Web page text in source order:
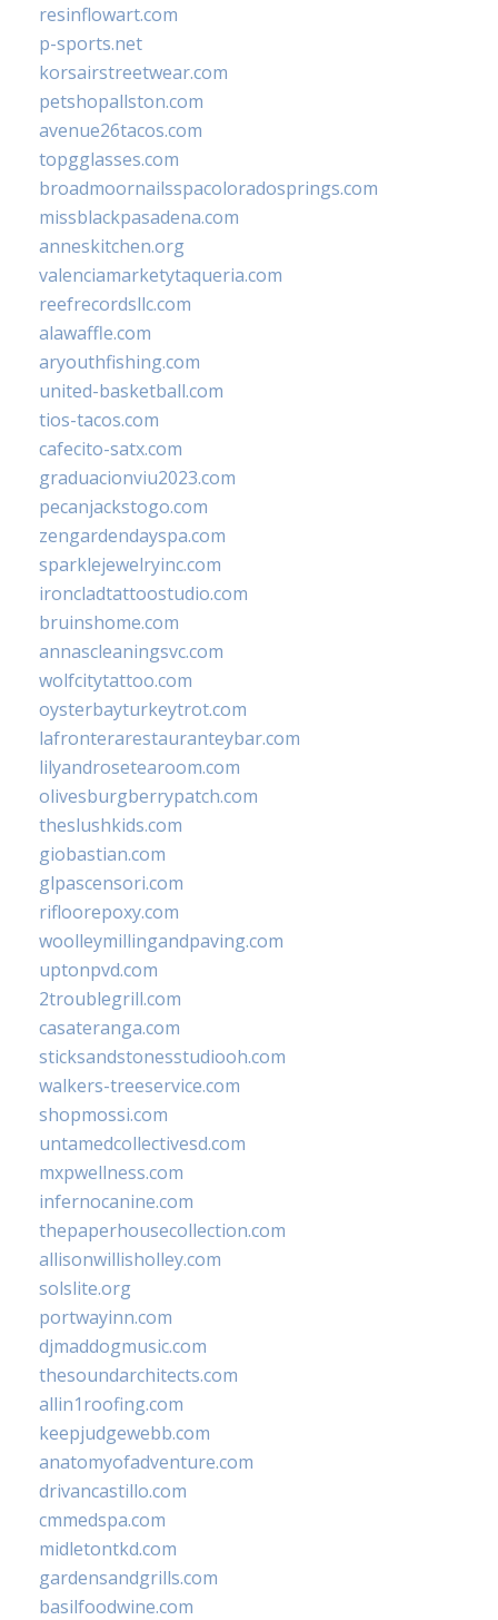
resinflowart.com
p-sports.net
korsairstreetwear.com
petshopallston.com
avenue26tacos.com
topgglasses.com
broadmoornailsspacoloradosprings.com
missblackpasadena.com
anneskitchen.org
valenciamarketytaqueria.com
reefrecordsllc.com
alawaffle.com
aryouthfishing.com
united-basketball.com
tios-tacos.com
cafecito-satx.com
graduacionviu2023.com
pecanjackstogo.com
zengardendayspa.com
sparklejewelryinc.com
ironcladtattoostudio.com
bruinshome.com
annascleaningsvc.com
wolfcitytattoo.com
oysterbayturkeytrot.com
lafronterarestauranteybar.com
lilyandrosetearoom.com
olivesburgberrypatch.com
theslushkids.com
giobastian.com
glpascensori.com
rifloorepoxy.com
woolleymillingandpaving.com
uptonpvd.com
2troublegrill.com
casateranga.com
sticksandstonesstudiooh.com
walkers-treeservice.com
shopmossi.com
untamedcollectivesd.com
mxpwellness.com
infernocanine.com
thepaperhousecollection.com
allisonwillisholley.com
solslite.org
portwayinn.com
djmaddogmusic.com
thesoundarchitects.com
allin1roofing.com
keepjudgewebb.com
anatomyofadventure.com
drivancastillo.com
cmmedspa.com
midletontkd.com
gardensandgrills.com
basilfoodwine.com